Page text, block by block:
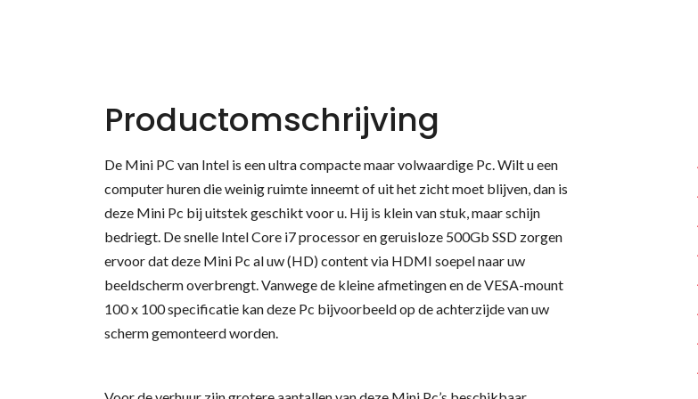
Productomschrijving
De Mini PC van Intel is een ultra compacte maar volwaardige Pc. Wilt u een
computer huren die weinig ruimte inneemt of uit het zicht moet blijven, dan is
deze Mini Pc bij uitstek geschikt voor u. Hij is klein van stuk, maar schijn
bedriegt. De snelle Intel Core i7 processor en geruisloze 500Gb SSD zorgen
ervoor dat deze Mini Pc al uw (HD) content via HDMI soepel naar uw
beeldscherm overbrengt. Vanwege de kleine afmetingen en de VESA-mount
100 x 100 specificatie kan deze Pc bijvoorbeeld op de achterzijde van uw
scherm gemonteerd worden.